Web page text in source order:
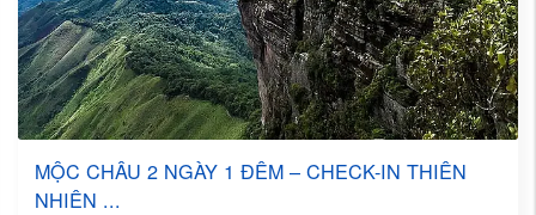
MỘC CHÂU 2 NGÀY 1 ĐÊM – CHECK-IN THIÊN
NHIÊN ...